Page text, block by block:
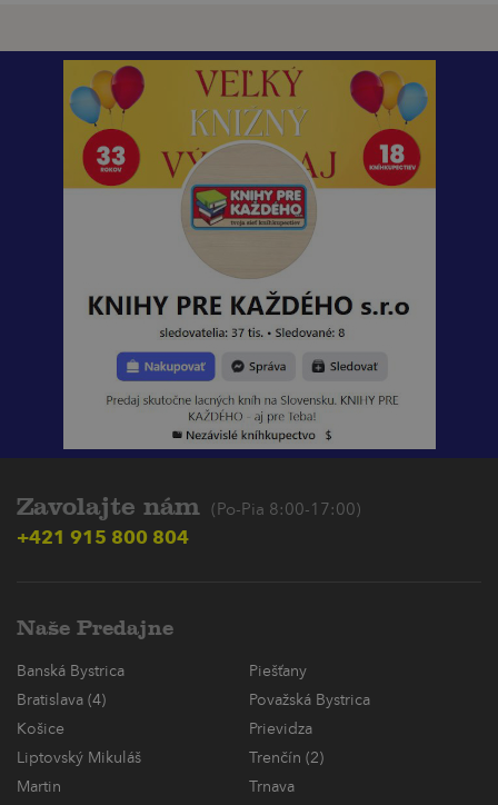
Zavolajte nám (Po-Pia 8:00-17:00)
+421 915 800 804
Naše Predajne
Banská Bystrica
Piešťany
Bratislava (4)
Považská Bystrica
Košice
Prievidza
Liptovský Mikuláš
Trenčín (2)
Martin
Trnava